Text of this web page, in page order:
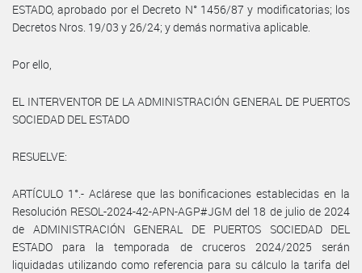
ESTADO, aprobado por el Decreto N° 1456/87 y modificatorias; los
Decretos Nros. 19/03 y 26/24; y demás normativa aplicable.
Por ello,
EL INTERVENTOR DE LA ADMINISTRACIÓN GENERAL DE PUERTOS
SOCIEDAD DEL ESTADO
RESUELVE:
ARTÍCULO 1°.- Aclárese que las bonificaciones establecidas en la
Resolución RESOL-2024-42-APN-AGP#JGM del 18 de julio de 2024
de ADMINISTRACIÓN GENERAL DE PUERTOS SOCIEDAD DEL
ESTADO para la temporada de cruceros 2024/2025 serán
liquidadas utilizando como referencia para su cálculo la tarifa del